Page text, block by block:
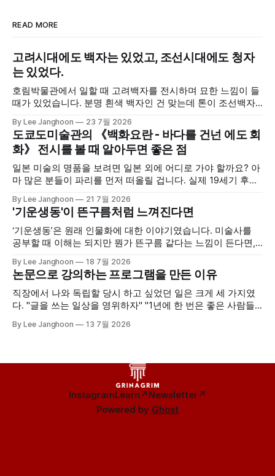
READ MORE
고려시대에도 백자는 있었고, 조선시대에도 청자
는 있었다.
호림박물관에서 일할 때 고려백자를 전시하며 묘한 느낌이 들
때가 있었습니다. 분명 흰색 백자인 건 맞는데 톤이 조선백자
해 고려백자는 글씨를 지울 때 쓰는 하얀 수정액 느낌이었죠.
조선백자 안에서도 흰색이 여러 갈래인데 고려백자는 또 다른
결이었습니다. 이때 색의 스펙트럼이 매우 넓다는 점에 대해
새삼
By Lee Janghoon 23 7월 2026
도쿄도미술관의 《백화요란 - 바다를 건넌 에도 회
화》 전시를 볼 때 알아두면 좋은 점
일본 미술의 명품을 보려면 일본 외에 어디로 가야 할까요? 아
마 많은 분들이 파리를 먼저 떠올릴 겁니다. 실제 19세기 후반
될 정도로 일본 미술의 영향을 많이 받았습니다. 현재 파리의
기메미술관은 유럽 최대의 아시아미술 컬렉션을 자랑하고, 일
본미술만 1만 점이 넘습니다. 우리나라 미술품도 많이 소장한
By Lee Janghoon 21 7월 2026
'기운생동'이 뜬구름처럼 느껴진다면
‘기운생동’은 원래 인물화에 대한 이야기였습니다. 미술사를
공부할 때 이해는 되지만 뭔가 뜬구름 같다는 느낌이 든다면,
'기운생동(氣韻生動)'은 미술 작품에 대해 말할 때 보통 “생동
감이 있고 실감난다”는 의미로 사용합니다. 일상에서도 사용
하죠. 그런데 정확하게 무엇을 보고 “기운생동하다”고 할
By Lee Janghoon 18 7월 2026
논문으로 강의하는 프로그램을 만든 이유
직장에서 나와 독립할 당시 하고 싶었던 일은 크게 세 가지였
다. "글을 쓰는 일상을 영위하자" "1년에 한 번은 좋은 사람들
부를 계속 하면서 ‘이렇게 좋은 연구성과가 많은데 세상에 알
By Lee Janghoon 13 7월 2026
InstagramLearn↗ Newsletter↗
Powered by Ghost